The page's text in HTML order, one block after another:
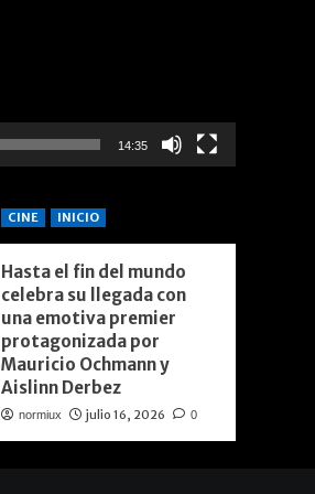
14:35
CINE INICIO
Hasta el fin del mundo
celebra su llegada con
una emotiva premier
protagonizada por
Mauricio Ochmann y
Aislinn Derbez
normiux julio 16, 2026 0